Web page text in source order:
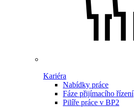
Kariéra
Nabídky práce
Fáze přijímacího řízení
Pilíře práce v BP2